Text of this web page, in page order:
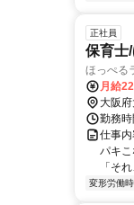
正社員
保育士
ほっぺる
月給
大阪
勤務
仕事
パキ
「そ
変形労働